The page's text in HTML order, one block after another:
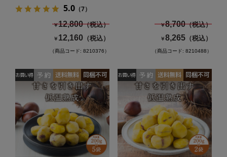
5.0（7）
￥12,800（税込）
￥ 12,160 （税込）
（商品コード: 8210376）
￥8,700（税込）
￥8,265 （税込）
（商品コード: 8210488）